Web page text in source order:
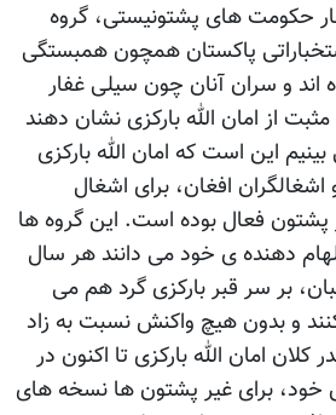
حکومت های پشتونیستی، گروه
پاکستان همچون همبستگی
اند و سران آنان چون سیلی غفار
از امان الله بارکزی نشان دهند
این است که امان الله بارکزی
اشغالگران افغان، برای اشغال
فعال بوده است. این گروه ها
الهام دهنده ی خود می دانند هر سال
بر سر قبر بارکزی گرد هم می
و بدون هیچ واکنش نسبت به زاد
کلان امان الله بارکزی تا اکنون در
خود، برای غیر پشتون ها نسخه های